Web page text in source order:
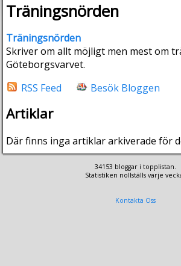
Träningsnörden
Träningsnörden
Skriver om allt möjligt men mest om
Göteborgsvarvet.
RSS Feed
Besök Bloggen
Artiklar
Där finns inga artiklar arkiverade för
34153 bloggar i topplistan.
Statistiken nollställs varje
Kontakta Oss